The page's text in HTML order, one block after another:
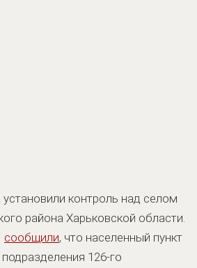
контроль над селом
района Харьковской области.
сообщили, что населенный пункт
126-го